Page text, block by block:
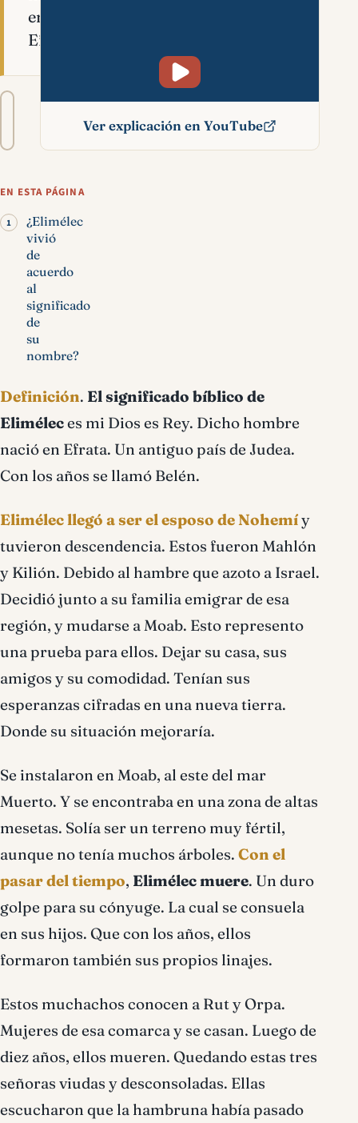
en
Efrata.
Tamaño
A− A+
Ver explicación en YouTube
EN ESTA PÁGINA
¿Elimélec
vivió
de
acuerdo
al
significado
de
su
nombre?
Definición. El significado bíblico de
Eliméleces mi Dios es Rey. Dicho hombre
nació en Efrata. Un antiguo país de Judea.
Con los años se llamó Belén.
Elimélec llegó a ser el esposo de Nohemíy
tuvieron descendencia. Estos fueron Mahlón
y Kilión. Debido al hambre que azoto a Israel.
Decidió junto a su familia emigrar de esa
región, y mudarse a Moab. Esto represento
una prueba para ellos. Dejar su casa, sus
amigos y su comodidad. Tenían sus
esperanzas cifradas en una nueva tierra.
Donde su situación mejoraría.
Se instalaron en Moab, al este del mar
Muerto. Y se encontraba en una zona de altas
mesetas. Solía ser un terreno muy fértil,
aunque no tenía muchos árboles. Con el
pasar del tiempo, Elimélec muere. Un duro
golpe para su cónyuge. La cual se consuela
en sus hijos. Que con los años, ellos
formaron también sus propios linajes.
Estos muchachos conocen a Rut y Orpa.
Mujeres de esa comarca y se casan. Luego de
diez años, ellos mueren. Quedando estas tres
señoras viudas y desconsoladas. Ellas
escucharon que la hambruna había pasado